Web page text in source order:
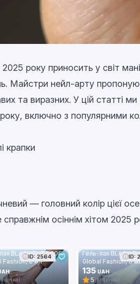
2025 року приносить у світ
Майстри нейл-арту
та виразних. У цій статті
включно з популярними
крапки
— головний колір цієї
справжнім осіннім хітом 2025
ID: 2564
BLACK ELITE 306,
Fashion, 8 мл
ID:
Гель-лак BLACK
Global Fashion, 8
135 UAH
5(1 оцінка)